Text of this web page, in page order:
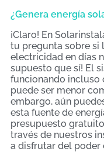
¿Genera energía
¡Claro! En
tu pregunta sobre si
electricidad en días
supuesto que sí! El
funcionando incluso
puede ser menor
embargo, aún
esta fuente de
presupuesto
través de nuestros
a disfrutar del poder